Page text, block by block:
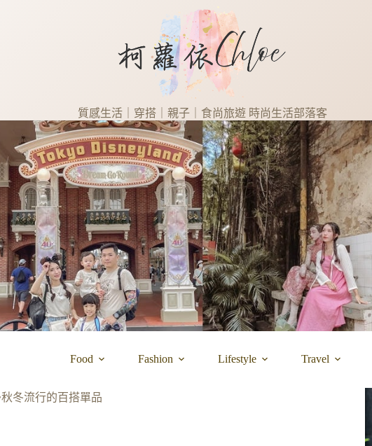
質感生活｜穿搭｜親子｜食尚旅遊 時尚生活部落客
Food Fashion Lifestyle Travel
冬流行的百搭單品